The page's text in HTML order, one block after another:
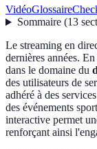
VidéoGlossaire
Sommaire(13
Le streaming en
dernières années.
dans le domaine du
des utilisateurs de
adhéré à des
des événements
interactive permet
renforçant ainsi